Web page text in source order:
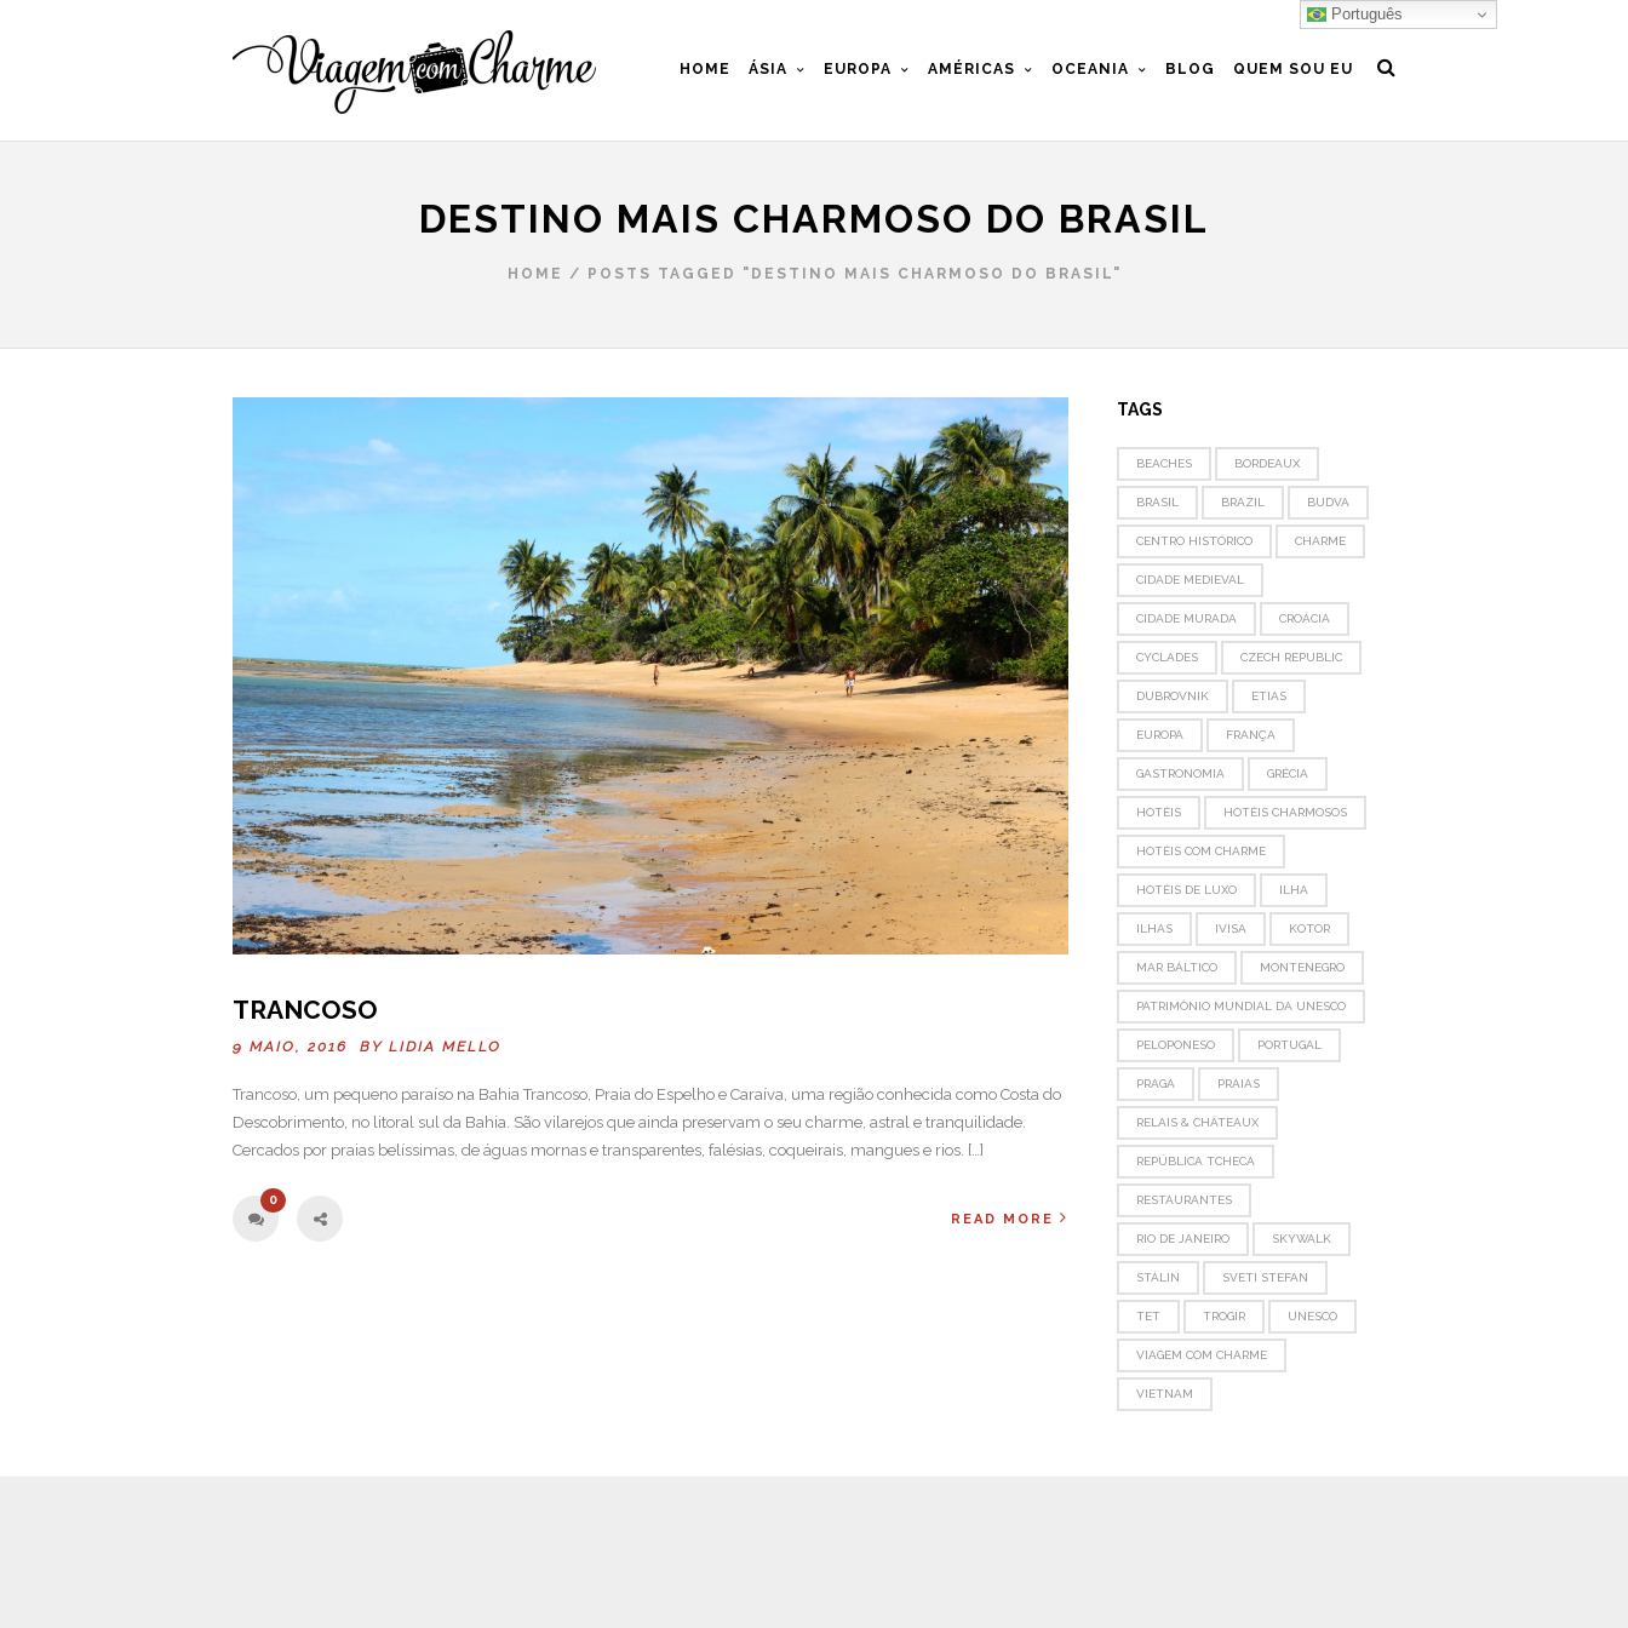
HOME ÁSIA EUROPA AMÉRICAS OCEANIA BLOG QUEM SOU EU
DESTINO MAIS CHARMOSO DO BRASIL
HOME / POSTS TAGGED "DESTINO MAIS CHARMOSO DO BRASIL"
TRANCOSO
9 MAIO, 2016 BY LIDIA MELLO
Trancoso, um pequeno paraíso na Bahia Trancoso, Praia do Espelho e Caraíva, uma região conhecida como Costa do
Descobrimento, no litoral sul da Bahia. São vilarejos que ainda preservam o seu charme, astral e tranquilidade.
Cercados por praias belíssimas, de águas mornas e transparentes, falésias, coqueirais, mangues e rios. […]
0
READ MORE
TAGS
BEACHES BORDEAUX
BRASIL BRAZIL BUDVA
CENTRO HISTÓRICO CHARME
CIDADE MEDIEVAL
CIDADE MURADA CROÁCIA
CYCLADES CZECH REPUBLIC
DUBROVNIK ETIAS
EUROPA FRANÇA
GASTRONOMIA GRÉCIA
HOTÉIS HOTÉIS CHARMOSOS
HOTÉIS COM CHARME
HOTÉIS DE LUXO ILHA
ILHAS IVISA KOTOR
MAR BÁLTICO MONTENEGRO
PATRIMÔNIO MUNDIAL DA UNESCO
PELOPONESO PORTUGAL
PRAGA PRAIAS
RELAIS & CHÂTEAUX
REPÚBLICA TCHECA
RESTAURANTES
RIO DE JANEIRO SKYWALK
STÁLIN SVETI STEFAN
TET TROGIR UNESCO
VIAGEM COM CHARME
VIETNAM
Português